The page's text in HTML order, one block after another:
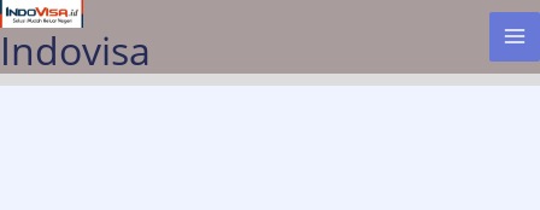
Lewati
ke
konten
Indovisa